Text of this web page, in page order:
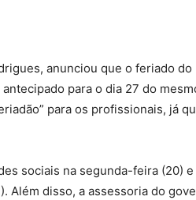
anunciou que o feriado do
para o dia 27 do
para os profissionais, já
sociais na segunda-feira (20)
Além disso, a assessoria do